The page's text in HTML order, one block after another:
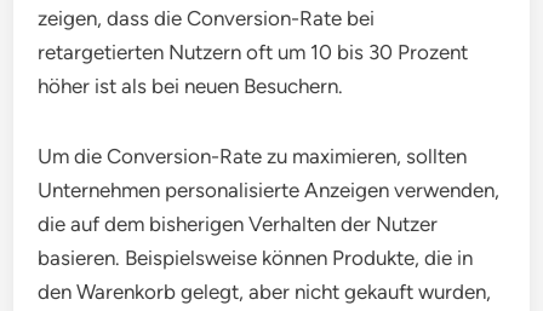
zeigen, dass die Conversion-Rate bei
retargetierten Nutzern oft um 10 bis 30 Prozent
höher ist als bei neuen Besuchern.
Um die Conversion-Rate zu maximieren, sollten
Unternehmen personalisierte Anzeigen verwenden,
die auf dem bisherigen Verhalten der Nutzer
basieren. Beispielsweise können Produkte, die in
den Warenkorb gelegt, aber nicht gekauft wurden,